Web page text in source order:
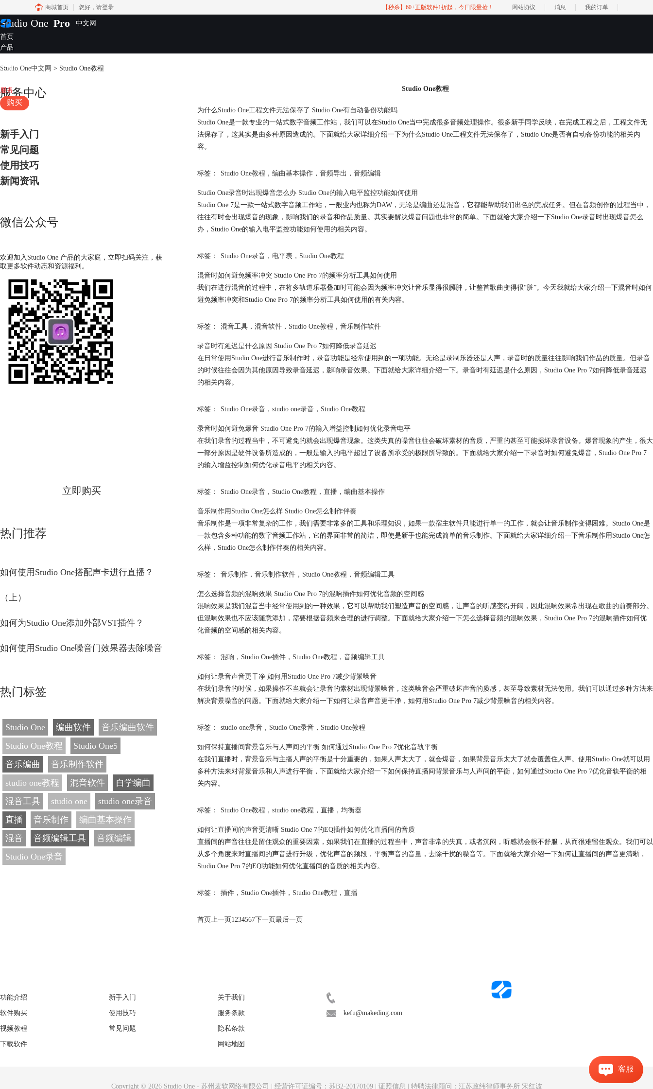
客服
商城首页 您好， 请登录 【秒杀】60+正版软件1折起，今日限量抢！ 网站协议 消息 我的订单
Studio One Pro
首页
产品
下载
服务
购买
Studio One中文网 > Studio One教程
服务中心
新手入门
常见问题
使用技巧
新闻资讯
微信公众号
欢迎加入Studio One 产品的大家庭，立即扫码关注，获
取更多软件动态和资源福利。
立即购买
热门推荐
如何使用Studio One搭配声卡进行直播？
（上）
如何为Studio One添加外部VST插件？
如何使用Studio One噪音门效果器去除噪音
热门标签
Studio One 编曲软件
音乐编曲软件
Studio One教程
Studio One5
音乐编曲
音乐制作软件
studio one教程
混音软件
自学编曲
混音工具
studio one
studio one录音
直播
音乐制作
编曲基本操作
混音
音频编辑工具
音频编辑
Studio One录音
Studio One教程
为什么Studio One工程文件无法保存了 Studio One有自动备份功能吗
Studio One是一款专业的一站式数字音频工作站，我们可以在Studio One当中完成很多音频处理操作。很多新手同学反映，在完成工程之后，工程文件无
法保存了，这其实是由多种原因造成的。下面就给大家详细介绍一下为什么Studio One工程文件无法保存了，Studio One是否有自动备份功能的相关内
容。
标签： Studio One教程 ， 编曲基本操作 ， 音频导出 ， 音频编辑
Studio One录音时出现爆音怎么办 Studio One的输入电平监控功能如何使用
Studio One 7是一款一站式数字音频工作站，一般业内也称为DAW，无论是编曲还是混音，它都能帮助我们出色的完成任务。但在音频创作的过程当中，
往往有时会出现爆音的现象，影响我们的录音和作品质量。其实要解决爆音问题也非常的简单。下面就给大家介绍一下Studio One录音时出现爆音怎么
办，Studio One的输入电平监控功能如何使用的相关内容。
标签： Studio One录音 ， 电平表 ， Studio One教程
混音时如何避免频率冲突 Studio One Pro 7的频率分析工具如何使用
我们在进行混音的过程中，在将多轨道乐器叠加时可能会因为频率冲突让音乐显得很臃肿，让整首歌曲变得很“脏”。今天我就给大家介绍一下混音时如何
避免频率冲突和Studio One Pro 7的频率分析工具如何使用的有关内容。
标签： 混音工具 ， 混音软件 ， Studio One教程 ， 音乐制作软件
录音时有延迟是什么原因 Studio One Pro 7如何降低录音延迟
在日常使用Studio One进行音乐制作时，录音功能是经常使用到的一项功能。无论是录制乐器还是人声，录音时的质量往往影响我们作品的质量。但录音
的时候往往会因为其他原因导致录音延迟，影响录音效果。下面就给大家详细介绍一下。录音时有延迟是什么原因，Studio One Pro 7如何降低录音延迟
的相关内容。
标签： Studio One录音 ， studio one录音 ， Studio One教程
录音时如何避免爆音 Studio One Pro 7的输入增益控制如何优化录音电平
在我们录音的过程当中，不可避免的就会出现爆音现象。这类失真的噪音往往会破坏素材的音质，严重的甚至可能损坏录音设备。爆音现象的产生，很大
一部分原因是硬件设备所造成的，一般是输入的电平超过了设备所承受的极限所导致的。下面就给大家介绍一下录音时如何避免爆音，Studio One Pro 7
的输入增益控制如何优化录音电平的相关内容。
标签： Studio One录音 ， Studio One教程 ， 直播 ， 编曲基本操作
音乐制作用Studio One怎么样 Studio One怎么制作伴奏
音乐制作是一项非常复杂的工作，我们需要非常多的工具和乐理知识，如果一款宿主软件只能进行单一的工作，就会让音乐制作变得困难。Studio One是
一款包含多种功能的数字音频工作站，它的界面非常的简洁，即使是新手也能完成简单的音乐制作。下面就给大家详细介绍一下音乐制作用Studio One怎
么样，Studio One怎么制作伴奏的相关内容。
标签： 音乐制作 ， 音乐制作软件 ， Studio One教程 ， 音频编辑工具
怎么选择音频的混响效果 Studio One Pro 7的混响插件如何优化音频的空间感
混响效果是我们混音当中经常使用到的一种效果，它可以帮助我们塑造声音的空间感，让声音的听感变得开阔，因此混响效果常出现在歌曲的前奏部分。
但混响效果也不应该随意添加，需要根据音频来合理的进行调整。下面就给大家介绍一下怎么选择音频的混响效果，Studio One Pro 7的混响插件如何优
化音频的空间感的相关内容。
标签： 混响 ， Studio One插件 ， Studio One教程 ， 音频编辑工具
如何让录音声音更干净 如何用Studio One Pro 7减少背景噪音
在我们录音的时候，如果操作不当就会让录音的素材出现背景噪音，这类噪音会严重破坏声音的质感，甚至导致素材无法使用。我们可以通过多种方法来
解决背景噪音的问题。下面就给大家介绍一下如何让录音声音更干净，如何用Studio One Pro 7减少背景噪音的相关内容。
标签： studio one录音 ， Studio One录音 ， Studio One教程
如何保持直播间背景音乐与人声间的平衡 如何通过Studio One Pro 7优化音轨平衡
在我们直播时，背景音乐与主播人声的平衡是十分重要的，如果人声太大了，就会爆音，如果背景音乐太大了就会覆盖住人声。使用Studio One就可以用
多种方法来对背景音乐和人声进行平衡，下面就给大家介绍一下如何保持直播间背景音乐与人声间的平衡，如何通过Studio One Pro 7优化音轨平衡的相
关内容。
标签： Studio One教程 ， studio one教程 ， 直播 ， 均衡器
如何让直播间的声音更清晰 Studio One 7的EQ插件如何优化直播间的音质
直播间的声音往往是留住观众的重要因素，如果我们在直播的过程当中，声音非常的失真，或者沉闷，听感就会很不舒服，从而很难留住观众。我们可以
从多个角度来对直播间的声音进行升级，优化声音的频段，平衡声音的音量，去除干扰的噪音等。下面就给大家介绍一下如何让直播间的声音更清晰，
Studio One Pro 7的EQ功能如何优化直播间的音质的相关内容。
标签： 插件 ， Studio One插件 ， Studio One教程 ， 直播
首页上一页1234567下一页最后一页
功能介绍
软件购买
视频教程
下载软件
新手入门
使用技巧
常见问题
关于我们
服务条款
隐私条款
网站地图
kefu@makeding.com
Copyright © 2026 Studio One - 苏州麦软网络有限公司 经营许可证编号：苏B2-20170109| 证照信息 特聘法律顾问：江苏政纬律师事务所 宋红波